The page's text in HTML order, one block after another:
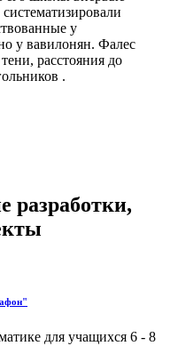
у
у вавилонян. Фалес
расстояния до
.
разработки,
для учащихся 6 - 8